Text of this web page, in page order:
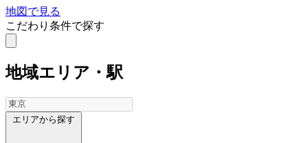
地図で見る
こだわり条件で探す
地域エリア・駅
エリアから探す